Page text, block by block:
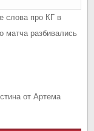
слова про КГ в
матча разбивались
от Артема